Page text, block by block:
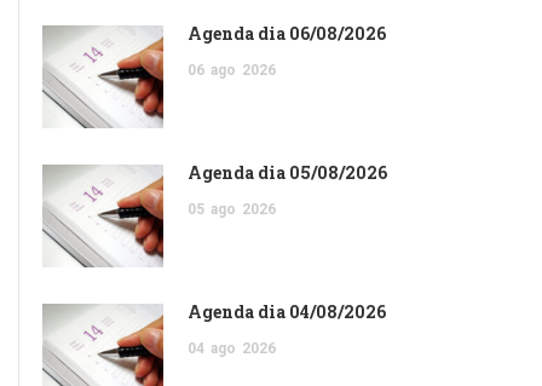
Agenda dia 06/08/2026
06 ago 2026
Agenda dia 05/08/2026
05 ago 2026
Agenda dia 04/08/2026
04 ago 2026